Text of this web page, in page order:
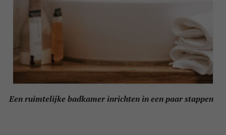
Een ruimtelijke badkamer inrichten in een paar stappen